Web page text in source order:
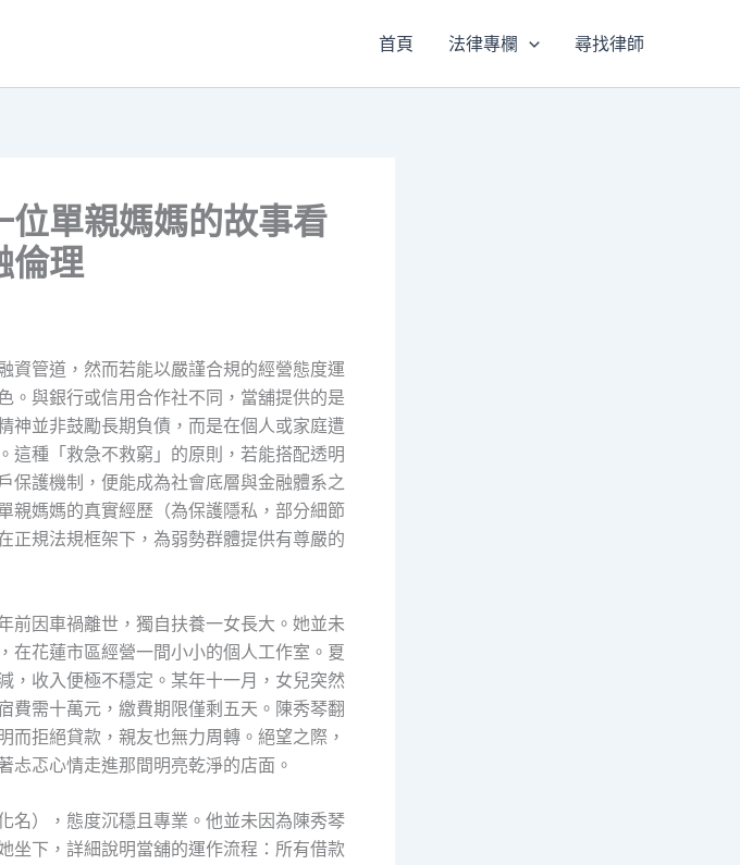
首頁 法律專欄 尋找律師
單親媽媽的故事看
倫理
資管道，然而若能以嚴謹合規的經營態度運
。與銀行或信用合作社不同，當舖提供的是
神並非鼓勵長期負債，而是在個人或家庭遭
這種「救急不救窮」的原則，若能搭配透明
保護機制，便能成為社會底層與金融體系之
親媽媽的真實經歷（為保護隱私，部分細節
正規法規框架下，為弱勢群體提供有尊嚴的
前因車禍離世，獨自扶養一女長大。她並未
在花蓮市區經營一間小小的個人工作室。夏
，收入便極不穩定。某年十一月，女兒突然
費需十萬元，繳費期限僅剩五天。陳秀琴翻
拒絕貸款，親友也無力周轉。絕望之際，
忐忑心情走進那間明亮乾淨的店面。
名），態度沉穩且專業。他並未因為陳秀琴
坐下，詳細說明當舖的運作流程：所有借款